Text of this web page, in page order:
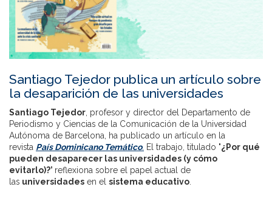
Santiago Tejedor publica un artículo sobre
la desaparición de las universidades
Santiago Tejedor , profesor y director del Departamento de
Periodismo y Ciencias de la Comunicación de la Universidad
Autónoma de Barcelona, ha publicado un artículo en la
revista País Dominicano Temático. El trabajo, titulado '¿Por qué
pueden desaparecer las universidades (y cómo
evitarlo)?’ reflexiona sobre el papel actual de
las universidades en el sistema educativo